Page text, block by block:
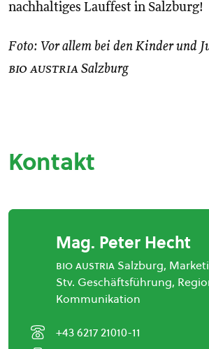
nachhaltiges Lauffest in Salzburg!
Foto: Vor allem bei den Kinder und
bio austria Salzburg
Kontakt
Mag. Peter Hecht
bio austria Salzburg,
Stv. Geschäftsführung,
Kommunikation
+43 6217 21010-11